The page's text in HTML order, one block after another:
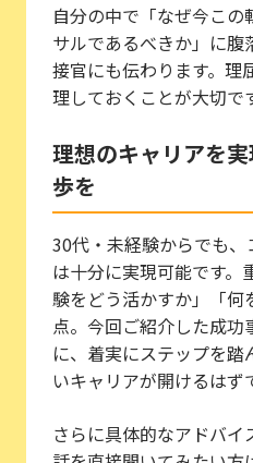
自分の中で「なぜ今こ
サルであるべきか」に
接官にも伝わります。理
理しておくことが大切で
理想のキャリアを
歩を
30代・未経験からでも
は十分に実現可能です。
験をどう活かすか」「
点。今回ご紹介した成
に、着実にステップを踏
いキャリアが開けるはず
さらに具体的なアドバ